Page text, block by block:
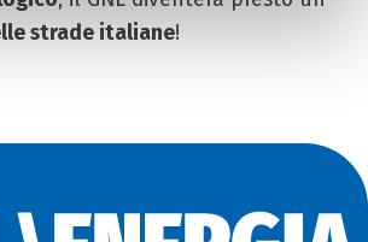
strade italiane!